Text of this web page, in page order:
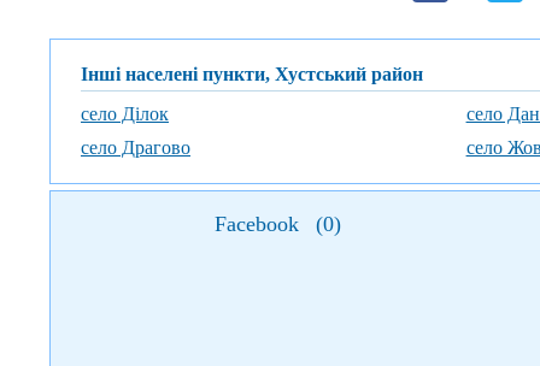
Інші населені пункти, Хустський район
село Ділок
село
село Драгово
село
Facebook (0)